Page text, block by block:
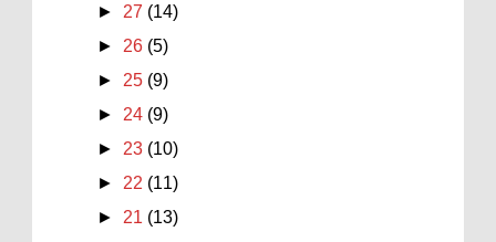
► 27 (14)
► 26 (5)
► 25 (9)
► 24 (9)
► 23 (10)
► 22 (11)
► 21 (13)